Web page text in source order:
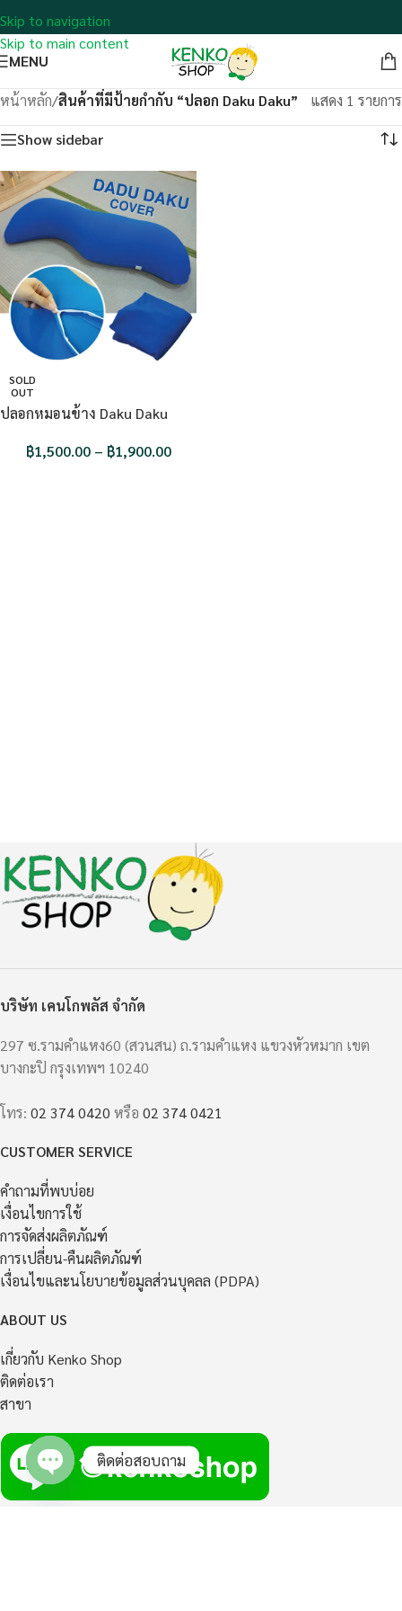
Skip to navigation
Skip to main content
MENU
หน้าหลัก/สินค้าที่มีป้ายกำกับ “ปลอก Daku Daku” แสดง 1 รายการ
Show sidebar
SOLD
OUT
ปลอกหมอนข้าง Daku Daku
฿1,500.00 – ฿1,900.00
บริษัท เคนโกพลัส จำกัด
297 ซ.รามคำแหง60 (สวนสน) ถ.รามคำแหง แขวงหัวหมาก เขต
บางกะปิ กรุงเทพฯ 10240
โทร: 02 374 0420 หรือ 02 374 0421
CUSTOMER SERVICE
คำถามที่พบบ่อย
เงื่อนไขการใช้
การจัดส่งผลิตภัณฑ์
การเปลี่ยน-คืนผลิตภัณฑ์
เงื่อนไขและนโยบายข้อมูลส่วนบุคลล (PDPA)
ABOUT US
เกี่ยวกับ Kenko Shop
ติดต่อเรา
สาขา
ติดต่อสอบถาม